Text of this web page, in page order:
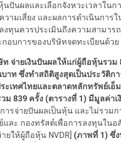
ปันผลและเลือกจังหวะเวลาใน
ามเสี่ยง และผลการดำเนินการ
ทุนควรประเมินถึงความสามาร
อบการของบริษัทจดทะเบียนด้วย
จ่ายเงินปันผลให้แก่ผู้ถือหุ้นรวม
าท ซึ่งทำสถิติสูงสุดเป็นประวัติก
เทศไทยและตลาดหลักทรัพย์เอ็
839 ครั้ง (ตารางที่ 1) มีมูลค่าเ
ารจ่ายปันผลเป็นหุ้น และไม่รวมก
และ กองทรัสต์เพื่อการลงทุนในอ
ยให้ผู้ถือหุ้น NVDR] (ภาพที่ 1) ซึ่